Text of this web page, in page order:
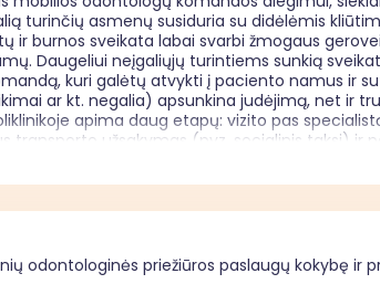
turinčių asmenų susiduria su didėlėmis
ir burnos sveikata labai svarbi žmogaus
Daugeliui neįgaliųjų turintiems sunkią
kuri galėtų atvykti į paciento namus ir
ar kt. negalia) apsunkina judėjimą, net ir
apima daug etapų: vizito pas
transporto užsakymas (pvz. socialinis taksi)
– šie turi atitikti vizito pas specialistą
pervežimo gali ilgam pablogėti. Namų
odontologinė įranga dažnai nėra
gydytis gulint lovoje. Neįgalieji dažnai
priežiūros. Negydomos burnos infekcijos gali
odontologinės priežiūros paslaugų kokybę ir